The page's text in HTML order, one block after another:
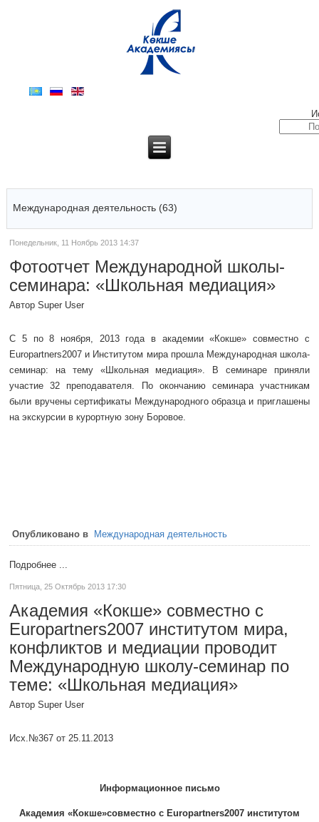
Международная деятельность (63)
Понедельник, 11 Ноябрь 2013 14:37
Фотоотчет Международной школы-
семинара: «Школьная медиация»
Автор Super User
С 5 по 8 ноября, 2013 года в академии «Кокше» совместно с
Europartners2007 и Институтом мира прошла Международная школа-
семинар: на тему «Школьная медиация». В семинаре приняли
участие 32 преподавателя. По окончанию семинара участникам
были вручены сертификаты Международного образца и приглашены
на экскурсии в курортную зону Боровое.
Опубликовано в Международная деятельность
Подробнее ...
Пятница, 25 Октябрь 2013 17:30
Академия «Кокше» совместно с
Europartners2007 институтом мира,
конфликтов и медиации проводит
Международную школу-семинар по
теме: «Школьная медиация»
Автор Super User
Исх.№367 от 25.11.2013
Информационное письмо
Академия «Кокше»совместно с Europartners2007 институтом